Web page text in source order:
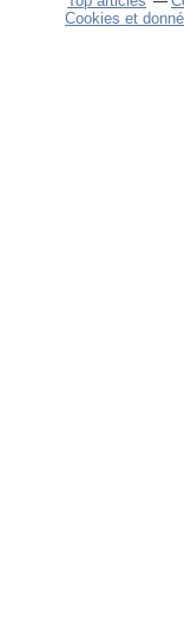
Cookies et